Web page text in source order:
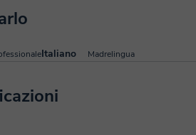
Italiano Madrelingua